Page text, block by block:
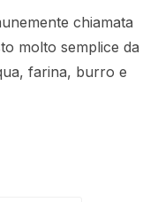
chiamata
molto semplice da
farina, burro e